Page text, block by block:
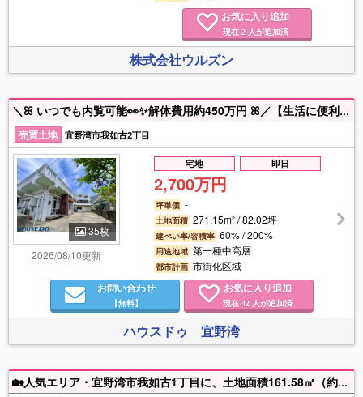
お気に入り追加
現在 2人が追加済
株式会社ウルズン
＼ꕤ いつでも内覧可能👀✨解体費用約450万円 ꕤ／【生活に便利なエリア🌈】スーパーまで徒歩５分🐾ぜひお気軽にお問い合わせくださいʕ•ᴥ•ʔ ❤⸝
売買土地 宜野湾市我如古2丁目
35枚
2026/08/10更新
宅地 即日
2,700万円
坪単価 -
土地面積 271.15m² / 82.02坪
建ぺい率/容積率 60% / 200%
用途地域 第一種中高層
都市計画 市街化区域
お問い合わせ
【無料】
お気に入り追加
現在 42人が追加済
ハウスドゥ 宜野湾
🏡人気エリア・宜野湾市我如古1丁目に、土地面積161.58㎡（約48.87坪）の整形地が登場✨自由設計対応なので、ご家族のライフスタイルに合わせた理想の住まいづくりが可能です😊間口約8.3mで駐車スペースや建物プランも検討しやすい区画🚗小・中学校ともに徒歩10分圏内でお子様の通学も安心🎒スーパー🛒やコンビニ🏪も徒歩圏内に揃い、毎日の暮らしも快適です♪さらにインターチェンジまで車で約5分🚙で、那覇方面・北部方面へのアクセスも良好！住環境・利便性・将来性を兼ね備えたおすすめの売土地です🌿住宅ローンや建築プランのご相談も承っておりますので、お気軽にお問い合わせください📞✨